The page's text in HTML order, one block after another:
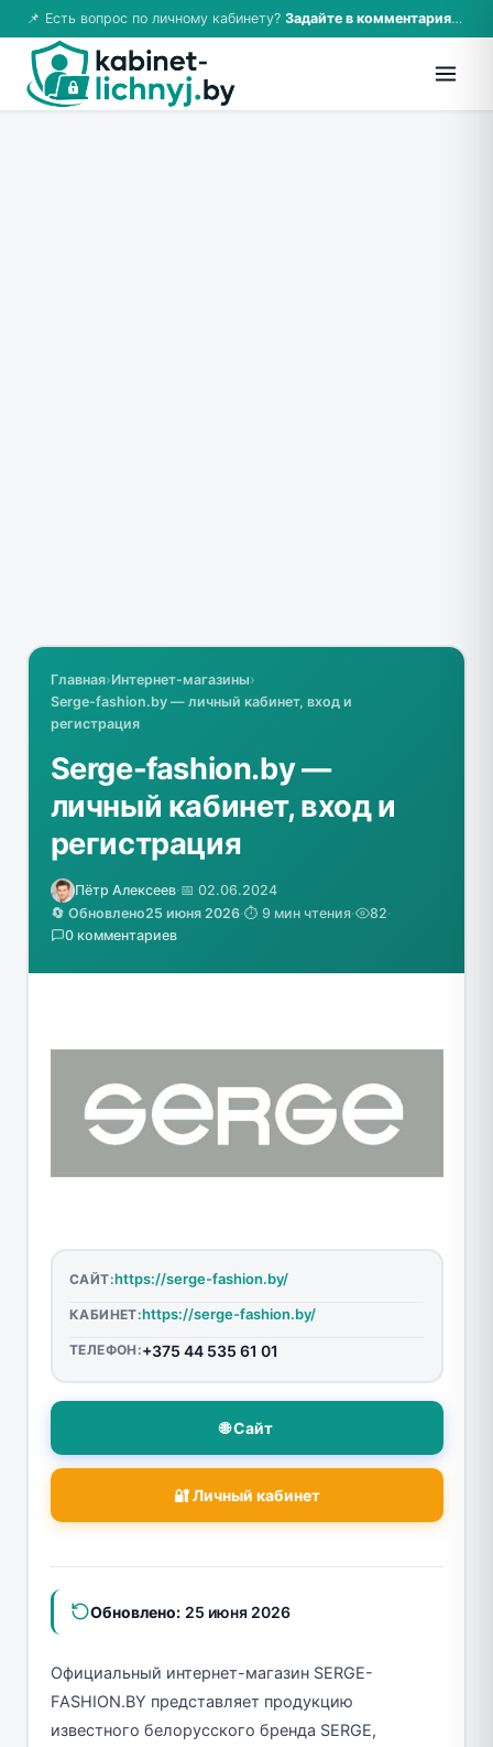
📌 Есть вопрос по личному кабинету? Задайте в комментариях — ответим!
Главная›Интернет-магазины›
Serge-fashion.by — личный кабинет, вход и
регистрация
Serge-fashion.by —
личный кабинет, вход и
регистрация
Пётр Алексеев·📅 02.06.2024
🔄 Обновлено25 июня 2026·⏱️ 9 мин чтения· 82·
0 комментариев
САЙТ:https://serge-fashion.by/
КАБИНЕТ:https://serge-fashion.by/
ТЕЛЕФОН:+375 44 535 61 01
🌐 Сайт
🔐 Личный кабинет
Обновлено: 25 июня 2026
Официальный интернет-магазин SERGE-
FASHION.BY представляет продукцию
известного белорусского бренда SERGE,